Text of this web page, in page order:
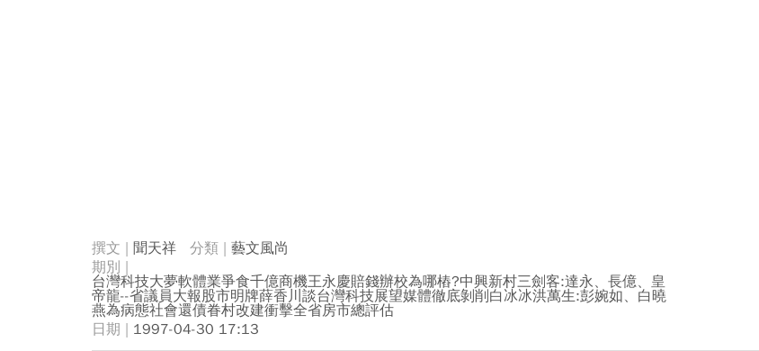
聞天祥
藝文風尚
台灣科技大夢軟體業爭食千億商機王永慶賠錢辦校為哪樁?中興新村三劍客:達永、長億、皇
帝龍--省議員大報股市明牌薛香川談台灣科技展望媒體徹底剝削白冰冰洪萬生:彭婉如、白曉
燕為病態社會還債眷村改建衝擊全省房市總評估
1997-04-30 17:13